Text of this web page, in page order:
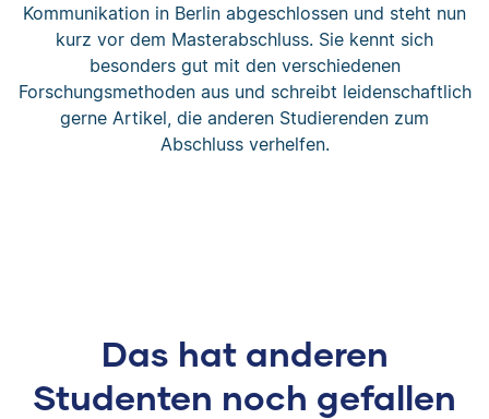
Kommunikation in Berlin abgeschlossen und steht nun
kurz vor dem Masterabschluss. Sie kennt sich
besonders gut mit den verschiedenen
Forschungsmethoden aus und schreibt leidenschaftlich
gerne Artikel, die anderen Studierenden zum
Abschluss verhelfen.
Das hat anderen
Studenten noch gefallen